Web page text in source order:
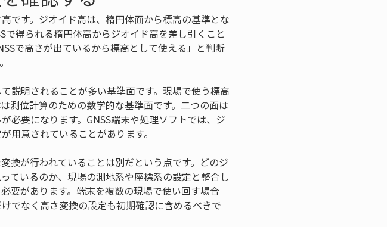
です。ジオイド高は、楕円体面から標高の基準とな
得られる楕円体高からジオイド高を差し引くこと
で高さが出ているから標高として使える」と判断
説明されることが多い基準面です。現場で使う標高
測位計算のための数学的な基準面です。二つの面は
必要になります。GNSS端末や処理ソフトでは、ジ
用意されていることがあります。
換が行われていることは別だという点です。どのジ
ているのか、現場の測地系や座標系の設定と整合し
要があります。端末を複数の現場で使い回す場合
でなく高さ変換の設定も初期確認に含めるべきで